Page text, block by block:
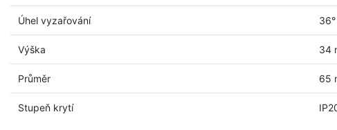
Úhel vyzařování 36°
Výška 34
Průměr 65
Stupeň krytí